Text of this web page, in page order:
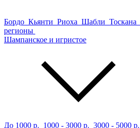
Бордо Кьянти Риоха Шабли Тоскана
регионы
Шампанское и игристое
До 1000 р. 1000 - 3000 р. 3000 - 5000 р.